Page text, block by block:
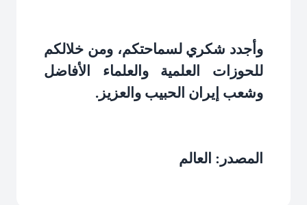
وأجدد شكري لسماحتكم، ومن خلالكم
للحوزات العلمية والعلماء الأفاضل
وشعب إيران الحبيب والعزيز .
المصدر: العالم